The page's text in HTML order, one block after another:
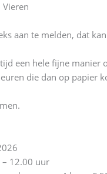
aan te melden, dat
een hele fijne
die dan op papier
12.00 uur